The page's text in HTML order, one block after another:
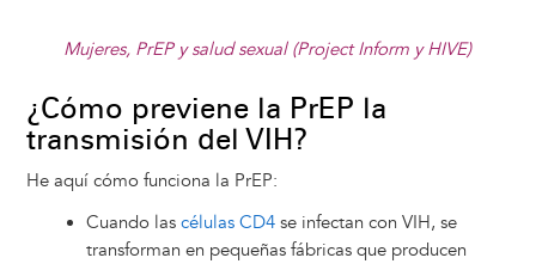
Mujeres, PrEP y salud sexual (Project Inform y HIVE)
¿Cómo previene la PrEP la
transmisión del VIH?
He aquí cómo funciona la PrEP:
Cuando las células CD4se infectan con VIH, se
transforman en pequeñas fábricas que producen